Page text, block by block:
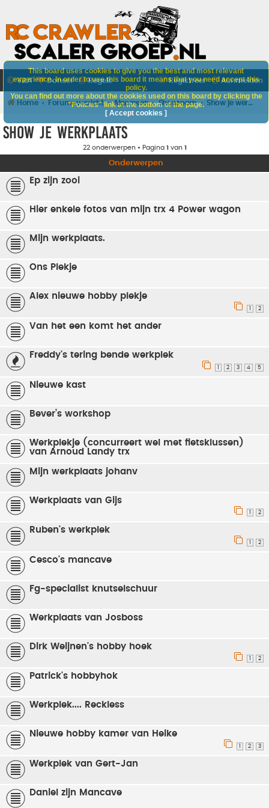
V&A Doneer Regels Aanmelden
Registreer
Home Forumoverzicht Algemeen Showroom Show je werkplaats
Show je werkplaats
22 onderwerpen • Pagina 1 van 1
Onderwerpen
Ep zijn zooi
Hier enkele fotos van mijn trx 4 Power wagon
Mijn werkplaats.
Ons Plekje
Alex nieuwe hobby plekje
2
Van het een komt het ander
Freddy's tering bende werkplek
1 2 3 4 5
Nieuwe kast
Bever’s workshop
Werkplekje (concurreert wel met fietsklussen)
van Arnoud Landy trx
Mijn werkplaats johanv
Werkplaats van Gijs
2
Ruben's werkplek
1 2
Cesco's mancave
Fg-specialist knutselschuur
Werkplaats van Josboss
Dirk Weijnen's hobby hoek
2
Patrick's hobbyhok
Werkplek.... Reckless
Nieuwe hobby kamer van Heike
2 3
Werkplek van Gert-Jan
Daniel zijn Mancave
This board uses cookies to give you the best and most relevant
experience. In order to use this board it means that you need accept this
policy.
You can find out more about the cookies used on this board by clicking the
"Policies" link at the bottom of the page.
[ Accept cookies ]